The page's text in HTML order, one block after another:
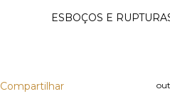
ESBOÇOS E
Compartilhar